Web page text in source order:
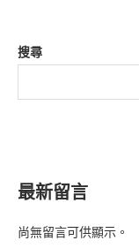
搜尋
最新留言
尚無留言可供顯示。